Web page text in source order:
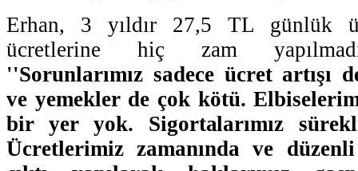
Erhan, 3 yıldır 27,5 TL günlük
ücretlerine hiç zam
''Sorunlarımız sadece ücret artışı
ve yemekler de çok kötü.
bir yer yok. Sigortalarımız
Ücretlerimiz zamanında ve